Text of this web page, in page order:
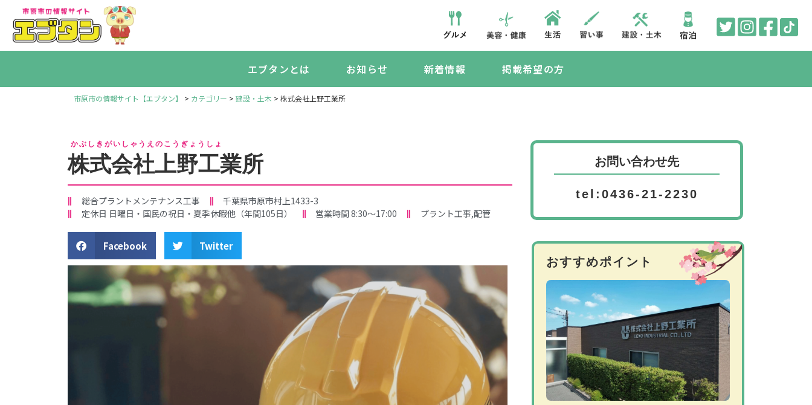
エブタンとは お知らせ 新着情報 掲載希望の方
市原市の情報サイト【エブタン】 > カテゴリー > 建設・土木 > 株式会社上野工業所
かぶしきがいしゃうえのこうぎょうしょ
株式会社上野工業所
総合プラントメンテナンス工事
千葉県市原市村上1433-3
定休日 日曜日・国民の祝日・夏季休暇他（年間105日）
営業時間 8:30～17:00 プラント工事,配管
お問い合わせ先
tel:0436-21-2230
Facebook Twitter
おすすめポイント